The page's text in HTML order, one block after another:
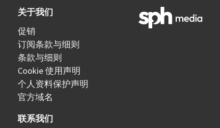
关于我们
促销
订阅条款与细则
条款与细则
Cookie 使用声明
个人资料保护声明
官方域名
联系我们